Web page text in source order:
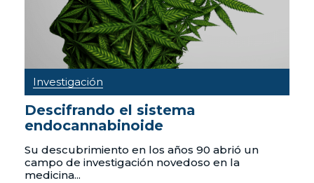
Investigación
Descifrando el sistema
endocannabinoide
Su descubrimiento en los años 90 abrió un
campo de investigación novedoso en la
medicina...